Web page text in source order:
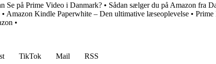
Se på Prime Video i Danmark? • Sådan sælger du på Amazon fra
• Amazon Kindle Paperwhite – Den ultimative læseoplevelse • Prime
•
TikTok Mail
RSS